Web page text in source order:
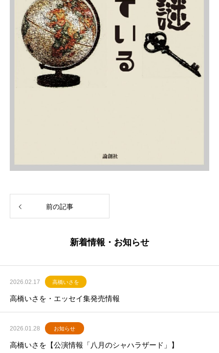
前の記事
新着情報・お知らせ
2026.02.17 高橋いさを
高橋いさを・エッセイ集発売情報
2026.01.28 お知らせ
高橋いさを【公演情報「八月のシャハラザード」】